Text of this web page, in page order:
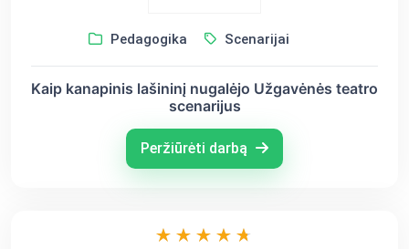
Pedagogika Scenarijai
Kaip kanapinis lašininį nugalėjo Užgavėnės teatro
scenarijus
Peržiūrėti darbą